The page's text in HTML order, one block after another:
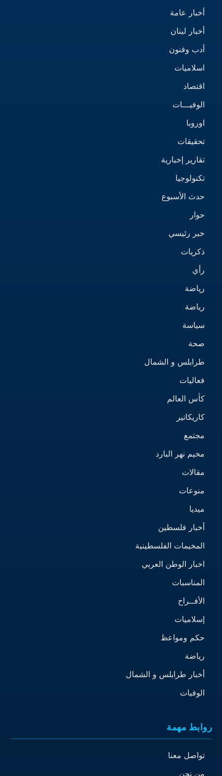
أخبار عامة
أخبار لبنان
أدب وفنون
اسلاميات
اقتصاد
الوفيـــات
اوروبا
تحقيقات
تقارير إخبارية
تكنولوجيا
حدث الأسبوع
حوار
خبر رئيسي
ذكريات
رأي
رياضة
رياضة
سياسة
صحة
طرابلس و الشمال
فعاليات
كأس العالم
كاريكاتير
مجتمع
مخيم نهر البارد
مقالات
منوعات
ميديا
أخبار فلسطين
المخيمات الفلسطينية
اخبار الوطن العربي
المناسبات
الأفــراح
إسلاميات
حكم ومواعظ
رياضة
أخبار طرابلس و الشمال
الوفيات
روابط مهمة
تواصل معنا
من نحن